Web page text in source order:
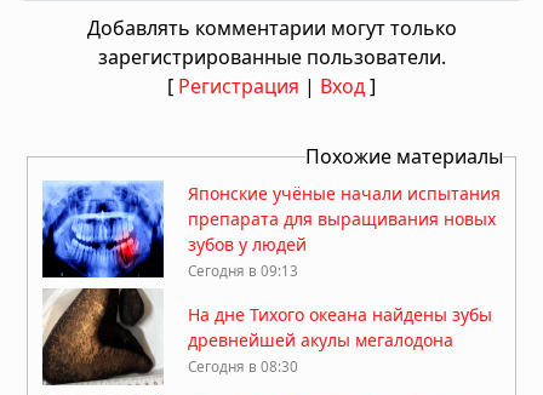
Добавлять комментарии могут только
зарегистрированные пользователи.
[ Регистрация | Вход]
Похожие материалы
Японские учёные начали испытания
препарата для выращивания новых
зубов у людей
Сегодня в 09:13
На дне Тихого океана найдены зубы
древнейшей акулы мегалодона
Сегодня в 08:30